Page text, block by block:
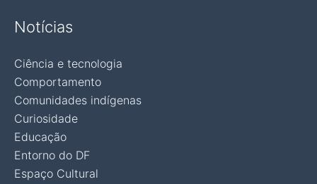
Notícias
Ciência e tecnologia
Comportamento
Comunidades indígenas
Curiosidade
Educação
Entorno do DF
Espaço Cultural